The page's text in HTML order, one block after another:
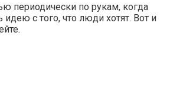
периодически по рукам, когда
идею с того, что люди хотят. Вот и